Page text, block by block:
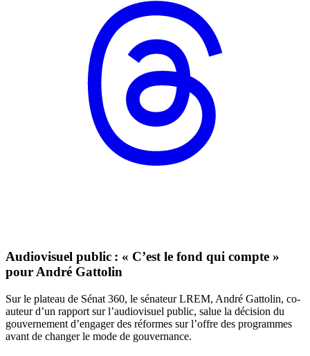
Audiovisuel public : « C’est le fond qui compte »
pour André Gattolin
Sur le plateau de Sénat 360, le sénateur LREM, André Gattolin, co-
auteur d’un rapport sur l’audiovisuel public, salue la décision du
gouvernement d’engager des réformes sur l’offre des programmes
avant de changer le mode de gouvernance.